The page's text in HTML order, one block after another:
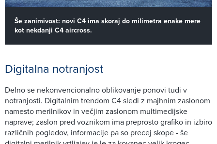
Še zanimivost: novi C4 ima skoraj do milimetra enake mere
kot nekdanji C4 aircross.
Digitalna notranjost
Delno se nekonvencionalno oblikovanje ponovi tudi v
notranjosti. Digitalnim trendom C4 sledi z majhnim zaslonom
namesto merilnikov in večjim zaslonom multimedijske
naprave; zaslon pred voznikom ima preprosto grafiko in izbiro
različnih pogledov, informacije pa so precej skope - še